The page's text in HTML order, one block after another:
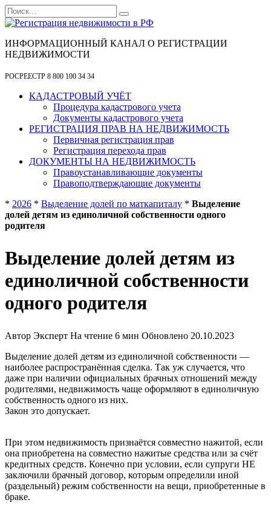
Перейти
к
содержанию
Search
for:
ИНФОРМАЦИОННЫЙ КАНАЛ О РЕГИСТРАЦИИ
НЕДВИЖИМОСТИ
РОСРЕЕСТР 8 800 100 34 34
КАДАСТРОВЫЙ УЧЁТ
Процедура кадастрового учета
Документы кадастрового учета
РЕГИСТРАЦИЯ ПРАВ НА НЕДВИЖИМОСТЬ
Первичная регистрация прав
Регистрация перехода прав
ДОКУМЕНТЫ НА НЕДВИЖИМОСТЬ
Правоустанавливающие документы
Правоподтверждающие документы
* 2026 * Выделение долей по маткапиталу * Выделение
долей детям из единоличной собственности одного
родителя
Выделение долей детям из
единоличной собственности
одного родителя
Автор Эксперт На чтение 6 мин Обновлено 20.10.2023
Выделение долей детям из единоличной собственности —
наиболее распространённая сделка. Так уж случается, что
даже при наличии официальных брачных отношений между
родителями, недвижимость чаще оформляют в единоличную
собственность одного из них.
Закон это допускает.
При этом недвижимость признаётся совместно нажитой, если
она приобретена на совместно нажитые средства или за счёт
кредитных средств. Конечно при условии, если супруги НЕ
заключили брачный договор, которым определили иной
(раздельный) режим собственности на вещи, приобретенные в
браке.